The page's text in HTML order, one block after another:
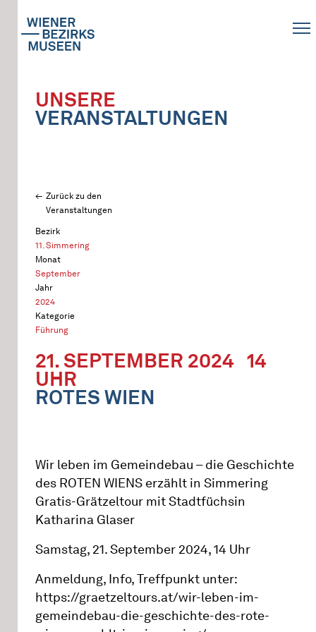
UNSERE
VERANSTALTUNGEN
Zurück zu den
Veranstaltungen
Bezirk
11. Simmering
Monat
September
Jahr
2024
Kategorie
Führung
21. SEPTEMBER 2024 14
UHR
ROTES WIEN
Wir leben im Gemeindebau – die Geschichte
des ROTEN WIENS erzählt in Simmering
Gratis-Grätzeltour mit Stadtfüchsin
Katharina Glaser
Samstag, 21. September 2024, 14 Uhr
Anmeldung, Info, Treffpunkt unter:
https://graetzeltours.at/wir-leben-im-
gemeindebau-die-geschichte-des-rote-